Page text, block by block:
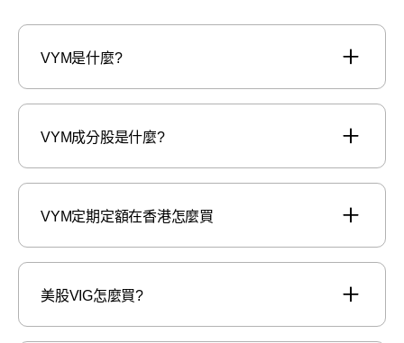
VYM是什麼?
VYM成分股是什麼?
VYM定期定額在香港怎麼買
美股VIG怎麼買?